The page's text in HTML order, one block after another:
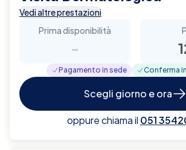
Vedi altre prestazioni
Prima disponibilità
-
Pagamento in sede Conferma
Scegli giorno e ora
oppure chiama il 051